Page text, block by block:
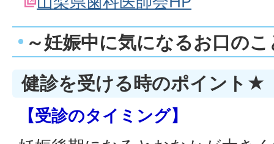
～妊娠中に気になるお口のこ
健診を受ける時のポイント★
【受診のタイミング】